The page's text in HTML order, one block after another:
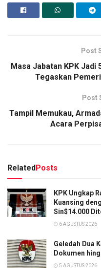
Post
Masa Jabatan KPK
Tegaskan
Post
Tampil Memukau,
Acara
Related Posts
KPK Ungkap
Kuansing
Sin$14.000
6 AGUSTUS 2026
Geledah Dua
Dokumen
5 AGUSTUS 2026